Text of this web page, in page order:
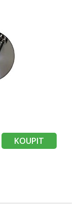
KOUPIT